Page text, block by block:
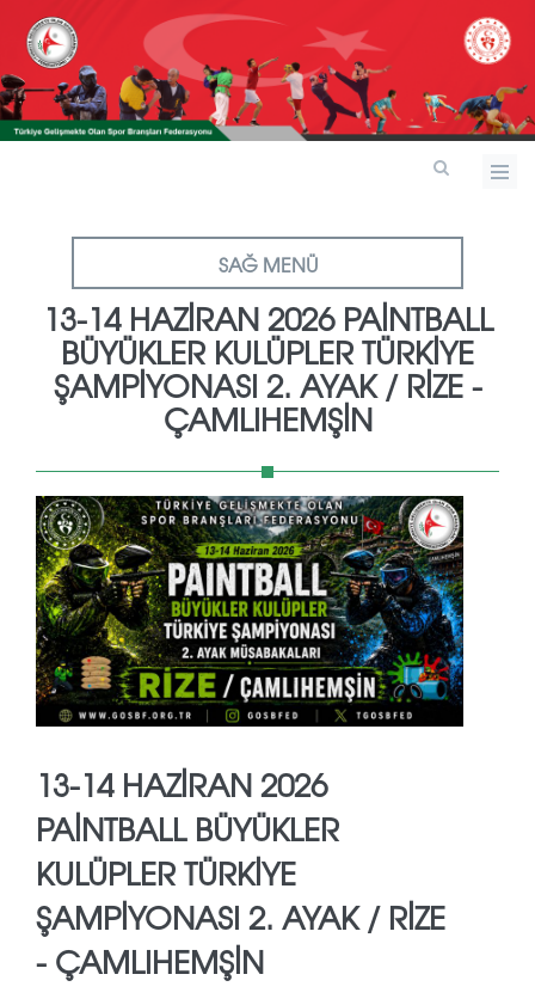
SAĞ MENÜ
13-14 HAZİRAN 2026 PAİNTBALL
BÜYÜKLER KULÜPLER TÜRKİYE
ŞAMPİYONASI 2. AYAK / RİZE -
ÇAMLIHEMŞİN
13-14 HAZİRAN 2026
PAİNTBALL BÜYÜKLER
KULÜPLER TÜRKİYE
ŞAMPİYONASI 2. AYAK / RİZE
- ÇAMLIHEMŞİN